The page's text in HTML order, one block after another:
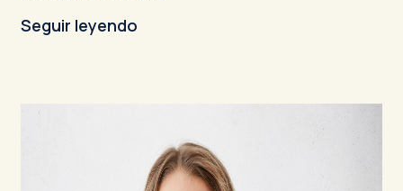
Seguir leyendo